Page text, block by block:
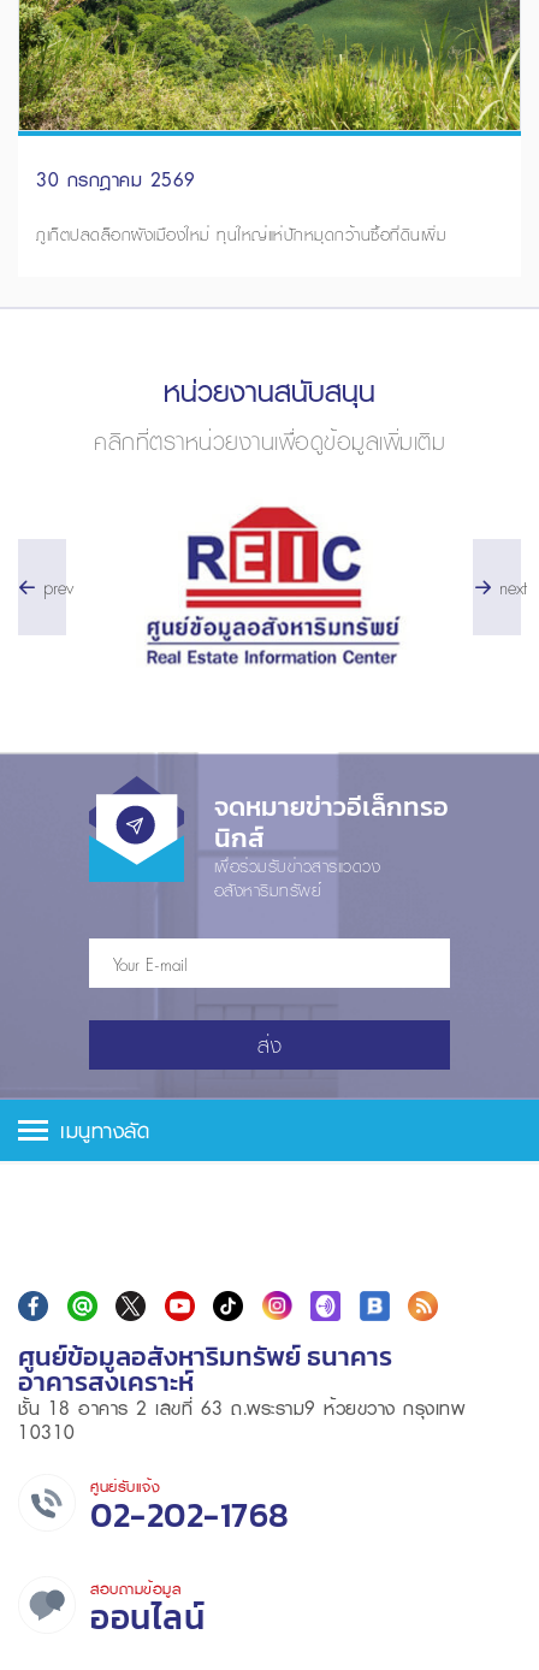
30 กรกฎาคม 2569
ภูเก็ตปลดล็อกผังเมืองใหม่ ทุนใหญ่แห่ปักหมุดกว้านซื้อที่ดินเพิ่ม
หน่วยงานสนับสนุน
คลิกที่ตราหน่วยงานเพื่อดูข้อมูลเพิ่มเติม
prev next
จดหมายข่าวอีเล็กทรอ
นิกส์
เพื่อร่วมรับข่าวสารแวดวง
อสังหาริมทรัพย์
ส่ง
เมนูทางลัด
ศูนย์ข้อมูลอสังหาริมทรัพย์ ธนาคาร
อาคารสงเคราะห์
ชั้น 18 อาคาร 2 เลขที่ 63 ถ.พระราม9 ห้วยขวาง กรุงเทพ
10310
ศูนย์รับแจ้ง
02-202-1768
สอบถามข้อมูล
ออนไลน์